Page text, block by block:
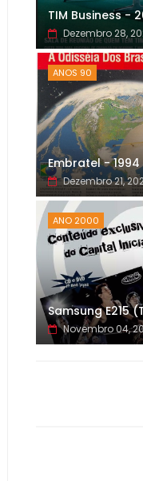
TIM Business -
Dezembro 28,
ANOS 90
Embratel - 1994
Dezembro 21,
ANO 2000
Samsung E215
Novembro 04,